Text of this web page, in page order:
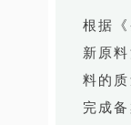
根据
新原
料的
完成